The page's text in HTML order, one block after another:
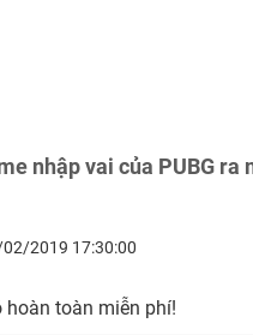
nhập vai của PUBG ra
2019 17:30:00
hoàn toàn miễn phí!